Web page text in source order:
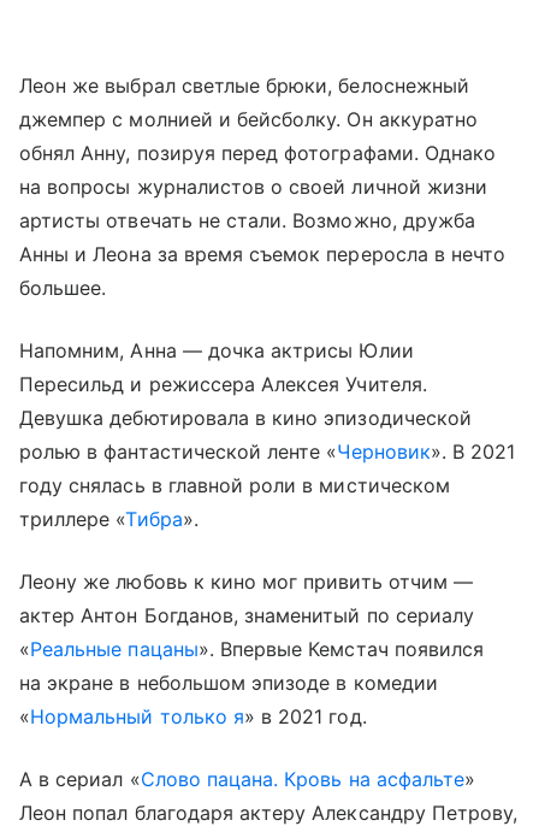
Леон же выбрал светлые брюки, белоснежный
джемпер с молнией и бейсболку. Он аккуратно
обнял Анну, позируя перед фотографами. Однако
на вопросы журналистов о своей личной жизни
артисты отвечать не стали. Возможно, дружба
Анны и Леона за время съемок переросла в нечто
большее.
Напомним, Анна — дочка актрисы Юлии
Пересильд и режиссера Алексея Учителя.
Девушка дебютировала в кино эпизодической
ролью в фантастической ленте «Черновик». В 2021
году снялась в главной роли в мистическом
триллере «Тибра».
Леону же любовь к кино мог привить отчим —
актер Антон Богданов, знаменитый по сериалу
«Реальные пацаны». Впервые Кемстач появился
на экране в небольшом эпизоде в комедии
«Нормальный только я» в 2021 год.
А в сериал «Слово пацана. Кровь на асфальте»
Леон попал благодаря актеру Александру Петрову,